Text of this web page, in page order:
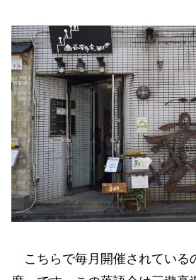
こちらで毎月開催されている